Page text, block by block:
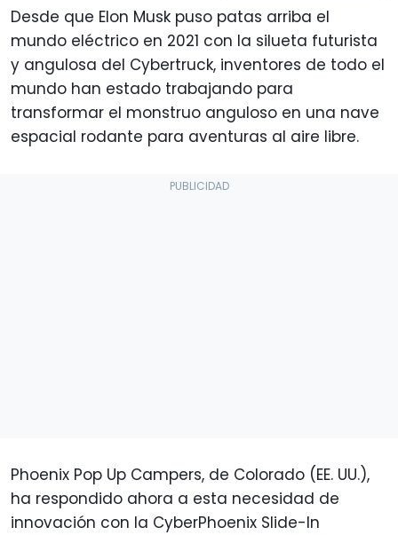
Desde que Elon Musk puso patas arriba el
mundo eléctrico en 2021 con la silueta futurista
y angulosa del Cybertruck, inventores de todo el
mundo han estado trabajando para
transformar el monstruo anguloso en una nave
espacial rodante para aventuras al aire libre.
Phoenix Pop Up Campers, de Colorado (EE. UU.),
ha respondido ahora a esta necesidad de
innovación con la CyberPhoenix Slide-In